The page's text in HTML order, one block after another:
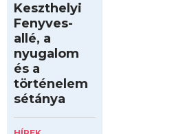
Keszthelyi
Fenyves-
allé, a
nyugalom
és a
történelem
sétánya